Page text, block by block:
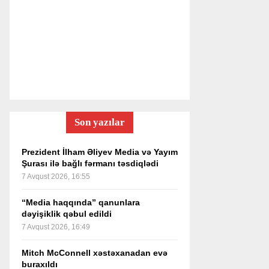
Son yazılar
Prezident İlham Əliyev Media və Yayım
Şurası ilə bağlı fərmanı təsdiqlədi
7 Avqust 2026, 16:55
“Media haqqında” qanunlara
dəyişiklik qəbul edildi
7 Avqust 2026, 16:49
Mitch McConnell xəstəxanadan evə
buraxıldı